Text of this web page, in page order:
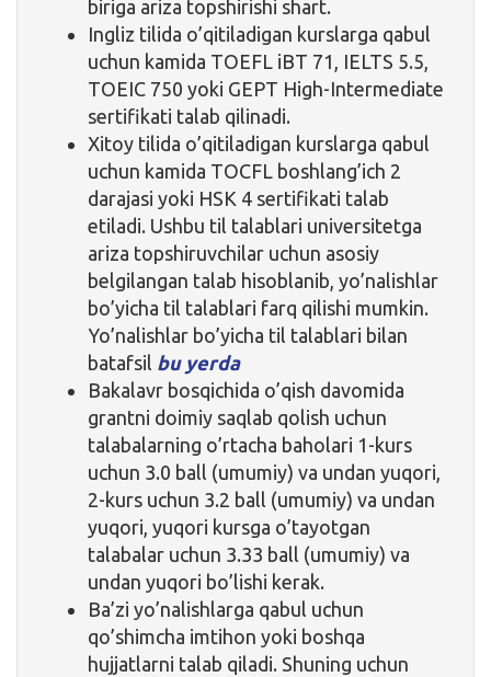
biriga ariza topshirishi shart.
Ingliz tilida o’qitiladigan kurslarga qabul
uchun kamida TOEFL iBT 71, IELTS 5.5,
TOEIC 750 yoki GEPT High-Intermediate
sertifikati talab qilinadi.
Xitoy tilida o’qitiladigan kurslarga qabul
uchun kamida TOCFL boshlang’ich 2
darajasi yoki HSK 4 sertifikati talab
etiladi. Ushbu til talablari universitetga
ariza topshiruvchilar uchun asosiy
belgilangan talab hisoblanib, yo’nalishlar
bo’yicha til talablari farq qilishi mumkin.
Yo’nalishlar bo’yicha til talablari bilan
batafsil bu yerda
Bakalavr bosqichida o’qish davomida
grantni doimiy saqlab qolish uchun
talabalarning o’rtacha baholari 1-kurs
uchun 3.0 ball (umumiy) va undan yuqori,
2-kurs uchun 3.2 ball (umumiy) va undan
yuqori, yuqori kursga o’tayotgan
talabalar uchun 3.33 ball (umumiy) va
undan yuqori bo’lishi kerak.
Ba’zi yo’nalishlarga qabul uchun
qo’shimcha imtihon yoki boshqa
hujjatlarni talab qiladi. Shuning uchun